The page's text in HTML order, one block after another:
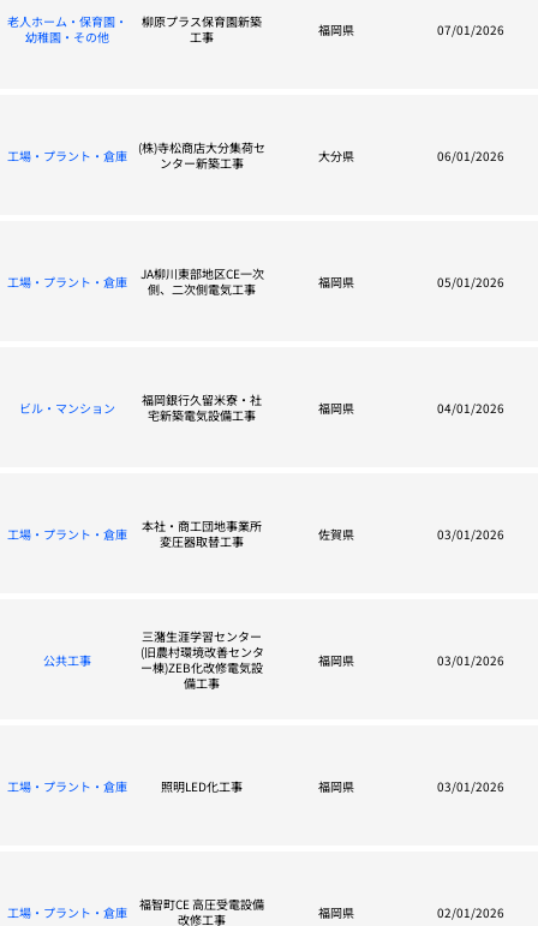
老人ホーム・保育園・
幼稚園・その他
柳原プラス保育園新築
工事
福岡県 07/01/2026
工場・プラント・倉庫
(株)寺松商店大分集荷セ
ンター新築工事
大分県 06/01/2026
工場・プラント・倉庫
JA柳川東部地区CE一次
側、二次側電気工事
福岡県 05/01/2026
ビル・マンション
福岡銀行久留米寮・社
宅新築電気設備工事
福岡県 04/01/2026
工場・プラント・倉庫
本社・商工団地事業所
変圧器取替工事
佐賀県 03/01/2026
公共工事
三潴生涯学習センター
(旧農村環境改善センタ
ー棟)ZEB化改修電気設
備工事
福岡県 03/01/2026
工場・プラント・倉庫 照明LED化工事 福岡県 03/01/2026
工場・プラント・倉庫
福智町CE 高圧受電設備
改修工事
福岡県 02/01/2026